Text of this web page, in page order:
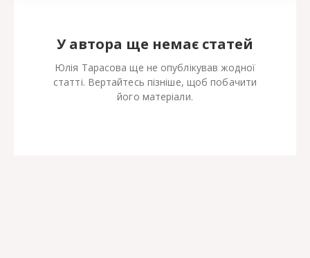
У автора ще немає статей
Юлія Тарасова ще не опублікував жодної
статті. Вертайтесь пізніше, щоб побачити
його матеріали.